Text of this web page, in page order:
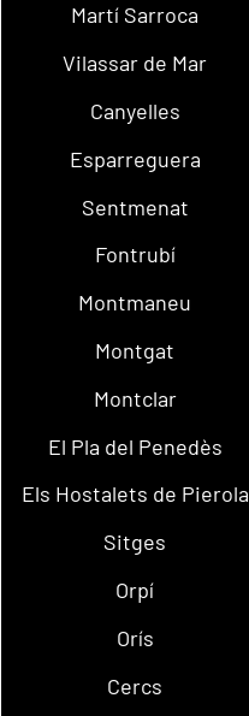
Martí Sarroca
Vilassar de Mar
Canyelles
Esparreguera
Sentmenat
Fontrubí
Montmaneu
Montgat
Montclar
El Pla del Penedès
Els Hostalets de Pierola
Sitges
Orpí
Orís
Cercs